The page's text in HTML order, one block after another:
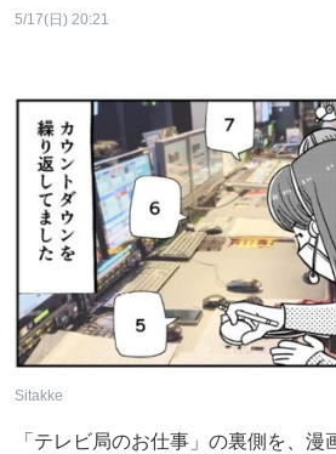
5/17(日) 20:21
Sitakke
「テレビ局のお仕事」の裏側を、